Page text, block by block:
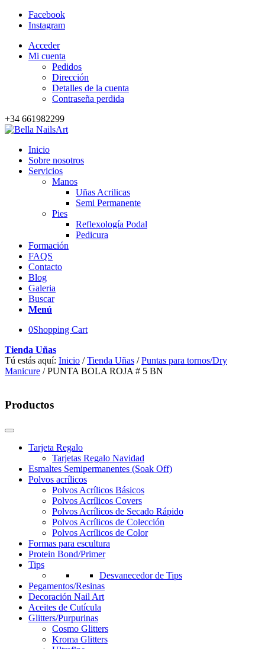
Facebook
Instagram
Acceder
Mi cuenta
Pedidos
Dirección
Detalles de la cuenta
Contraseña perdida
+34 661982299
Inicio
Sobre nosotros
Servicios
Manos
Uñas Acrilicas
Semi Permanente
Pies
Reflexología Podal
Pedicura
Formación
FAQS
Contacto
Blog
Galeria
Buscar
Menú
0Shopping Cart
Tienda Uñas
Tú estás aquí: Inicio / Tienda Uñas / Puntas para tornos/Dry
Manicure / PUNTA BOLA ROJA # 5 BN
Productos
Tarjeta Regalo
Tarjetas Regalo Navidad
Esmaltes Semipermanentes (Soak Off)
Polvos acrílicos
Polvos Acrílicos Básicos
Polvos Acrílicos Covers
Polvos Acrílicos de Secado Rápido
Polvos Acrílicos de Colección
Polvos Acrílicos de Color
Formas para escultura
Protein Bond/Primer
Tips
Desvanecedor de Tips
Pegamentos/Resinas
Decoración Nail Art
Aceites de Cutícula
Glitters/Purpurinas
Cosmo Glitters
Kroma Glitters